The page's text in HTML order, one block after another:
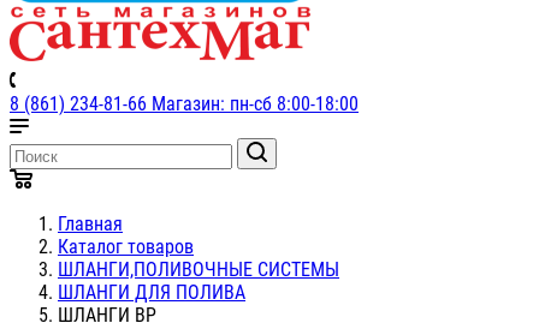
8 (861) 234-81-66 Магазин: пн-сб 8:00-18:00
Главная
Каталог товаров
ШЛАНГИ,ПОЛИВОЧНЫЕ СИСТЕМЫ
ШЛАНГИ ДЛЯ ПОЛИВА
ШЛАНГИ ВР